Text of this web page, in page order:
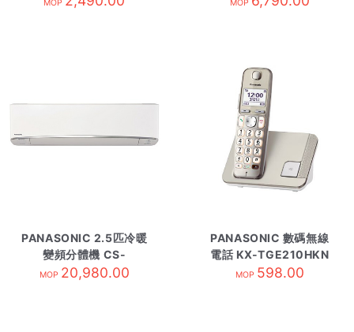
MOP MOP
PANASONIC 2.5匹冷暖
變頻分體機 CS-
E24TKA-內 R410A
MOP 20,980.00
PANASONIC 數碼無線
電話 KX-TGE210HKN
香濱金
MOP 598.00